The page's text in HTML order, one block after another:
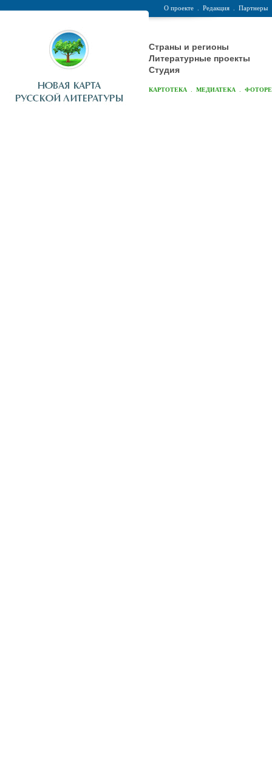
О проекте Редакция Партнеры
Страны и регионы
Литературные проекты
Студия
КАРТОТЕКА МЕДИАТЕКА